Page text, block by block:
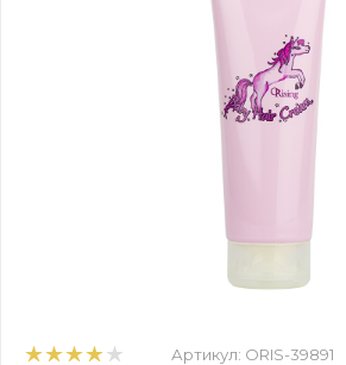
Артикул: ORIS-39891